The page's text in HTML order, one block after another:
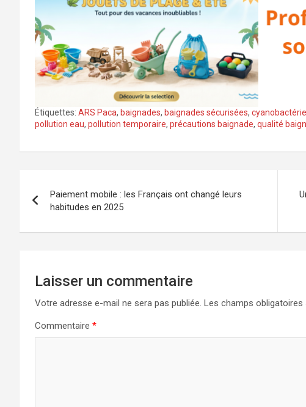
Étiquettes: ARS Paca, baignades, baignades sécurisées,
pollution eau, pollution temporaire, précautions baignade, qualité
de
l’article
Paiement mobile : les Français ont changé leurs
habitudes en 2025
Laisser un commentaire
Votre adresse e-mail ne sera pas publiée. Les champs obligatoires
Commentaire *